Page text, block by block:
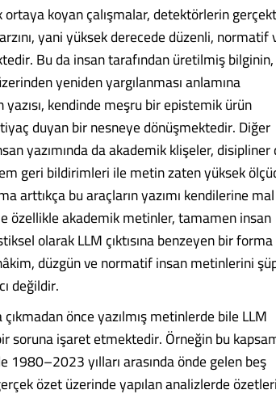
koyan çalışmalar, detektörlerin
yani yüksek derecede düzenli, normatif
Bu da insan tarafından üretilmiş bilginin,
yeniden yargılanması anlamına
kendinde meşru bir epistemik ürün
duyan bir nesneye dönüşmektedir. Diğer
yazımında da akademik klişeler, disipliner
geri bildirimleri ile metin zaten yüksek
arttıkça bu araçların yazımı kendilerine mal
özellikle akademik metinler, tamamen insan
olarak LLM çıktısına benzeyen bir
düzgün ve normatif insan metinlerini
değildir.
önce yazılmış metinlerde bile LLM
soruna işaret etmektedir. Örneğin bu
1980–2023 yılları arasında önde gelen beş
özet üzerinde yapılan analizlerde